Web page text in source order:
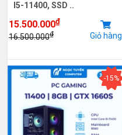
I5-11400, SSD ..
15.500.000₫
16.500.000₫ Giỏ hàng
-15%